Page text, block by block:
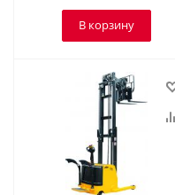
В корзину